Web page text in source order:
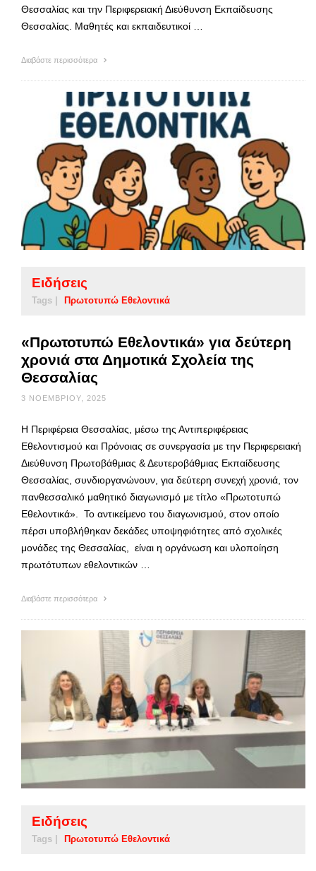
Θεσσαλίας και την Περιφερειακή Διεύθυνση Εκπαίδευσης
Θεσσαλίας. Μαθητές και εκπαιδευτικοί …
Διαβάστε περισσότερα
Ειδήσεις
Tags | Πρωτοτυπώ Εθελοντικά
«Πρωτοτυπώ Εθελοντικά» για δεύτερη
χρονιά στα Δημοτικά Σχολεία της
Θεσσαλίας
3 ΝΟΕΜΒΡΊΟΥ, 2025
Η Περιφέρεια Θεσσαλίας, μέσω της Αντιπεριφέρειας
Εθελοντισμού και Πρόνοιας σε συνεργασία με την Περιφερειακή
Διεύθυνση Πρωτοβάθμιας & Δευτεροβάθμιας Εκπαίδευσης
Θεσσαλίας, συνδιοργανώνουν, για δεύτερη συνεχή χρονιά, τον
πανθεσσαλικό μαθητικό διαγωνισμό με τίτλο «Πρωτοτυπώ
Εθελοντικά». Το αντικείμενο του διαγωνισμού, στον οποίο
πέρσι υποβλήθηκαν δεκάδες υποψηφιότητες από σχολικές
μονάδες της Θεσσαλίας, είναι η οργάνωση και υλοποίηση
πρωτότυπων εθελοντικών …
Διαβάστε περισσότερα
Ειδήσεις
Tags | Πρωτοτυπώ Εθελοντικά